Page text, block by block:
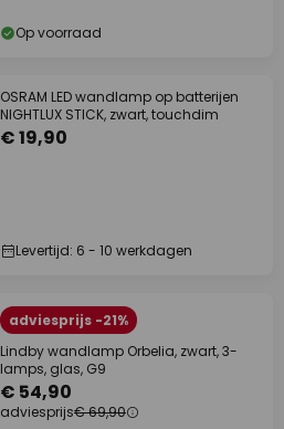
Op voorraad
OSRAM LED wandlamp op batterijen
NIGHTLUX STICK, zwart, touchdim
€ 19,90
Levertijd: 6 - 10 werkdagen
adviesprijs -21%
Lindby wandlamp Orbelia, zwart, 3-
lamps, glas, G9
€ 54,90
adviesprijs€ 69,90